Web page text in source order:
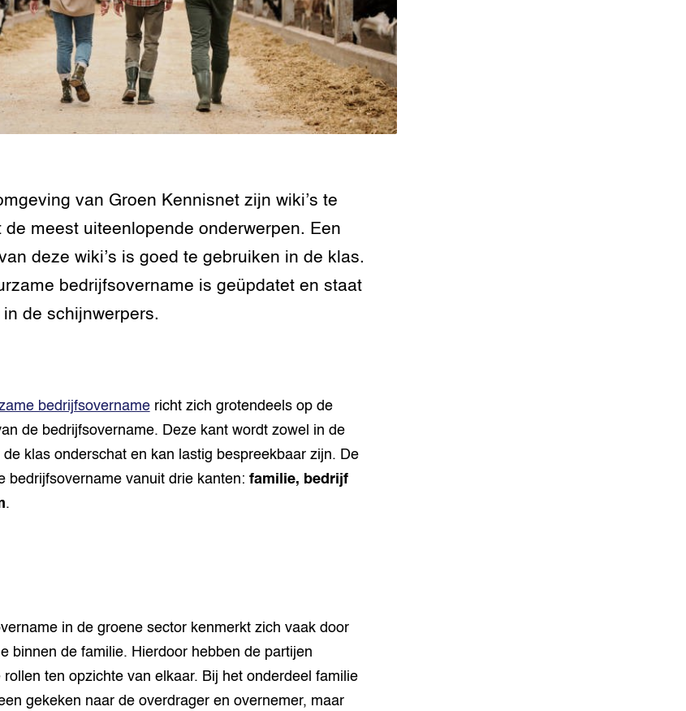
infra
&
van Groen Kennisnet zijn wiki’s te
de meest uiteenlopende onderwerpen. Een
deze wiki’s is goed te gebruiken in de klas.
bedrijfsovername is geüpdatet en staat
de schijnwerpers.
bedrijfsovernamericht zich grotendeels op de
de bedrijfsovername. Deze kant wordt zowel in de
de klas onderschat en kan lastig bespreekbaar zijn. De
bedrijfsovername vanuit drie kanten: familie, bedrijf
.
in de groene sector kenmerkt zich vaak door
binnen de familie. Hierdoor hebben de partijen
rollen ten opzichte van elkaar. Bij het onderdeel familie
gekeken naar de overdrager en overnemer, maar